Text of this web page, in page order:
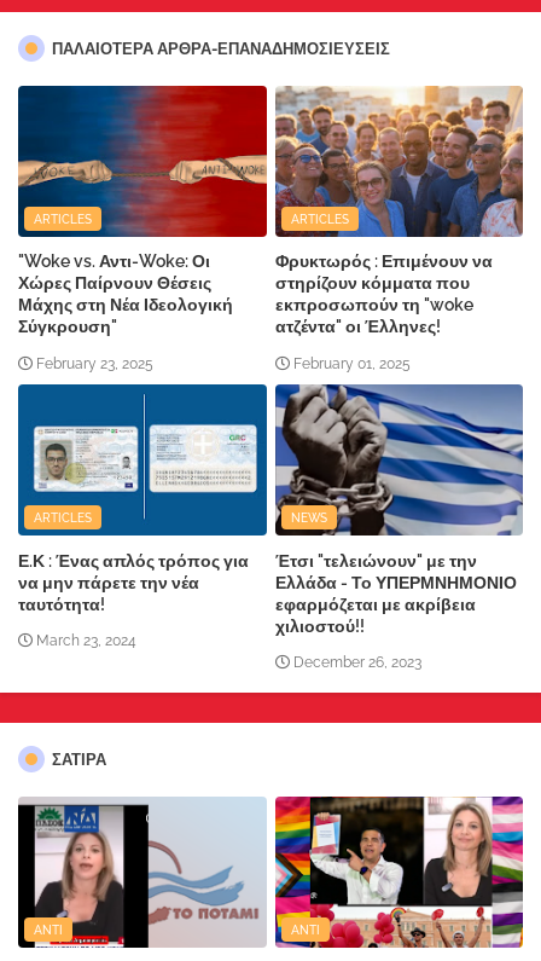
ΠΑΛΑΙΟΤΕΡΑ ΑΡΘΡΑ-ΕΠΑΝΑΔΗΜΟΣΙΕΥΣΕΙΣ
ARTICLES
"Woke vs. Αντι-Woke: Οι
Χώρες Παίρνουν Θέσεις
Μάχης στη Νέα Ιδεολογική
Σύγκρουση"
February 23, 2025
ARTICLES
Φρυκτωρός : Επιμένουν να
στηρίζουν κόμματα που
εκπροσωπούν τη "woke
ατζέντα" οι Έλληνες!
February 01, 2025
ARTICLES
Ε.Κ : Ένας απλός τρόπος για
να μην πάρετε την νέα
ταυτότητα!
March 23, 2024
NEWS
Έτσι "τελειώνουν" με την
Ελλάδα - Το ΥΠΕΡΜΝΗΜΟΝΙΟ
εφαρμόζεται με ακρίβεια
χιλιοστού!!
December 26, 2023
ΣΑΤΙΡΑ
ANTI ANTI